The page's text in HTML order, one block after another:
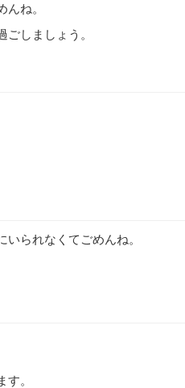
ね。
しましょう。
られなくてごめんね。
。